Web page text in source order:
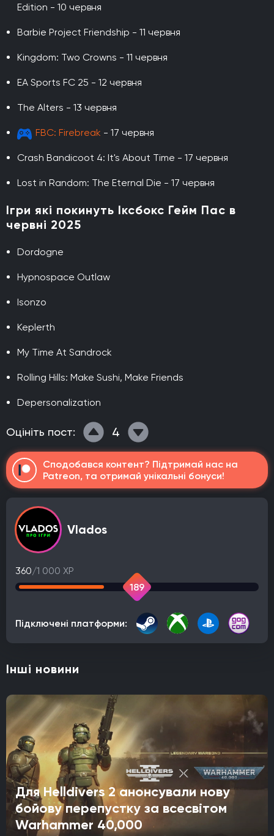
Edition - 10 червня
Barbie Project Friendship - 11 червня
Kingdom: Two Crowns - 11 червня
EA Sports FC 25 - 12 червня
The Alters - 13 червня
FBC: Firebreak - 17 червня
Crash Bandicoot 4: It's About Time - 17 червня
Lost in Random: The Eternal Die - 17 червня
Ігри які покинуть Іксбокс Гейм Пас в
червні 2025
Dordogne
Hypnospace Outlaw
Isonzo
Keplerth
My Time At Sandrock
Rolling Hills: Make Sushi, Make Friends
Depersonalization
Оцініть пост: 4
Сподобався контент? Підтримай нас на
Patreon, та отримай унікальні бонуси!
Vlados
360/1 000 XP
189
Підключені платформи:
Інші новини
Для Helldivers 2 анонсували нову
бойову перепустку за всесвітом
Warhammer 40,000